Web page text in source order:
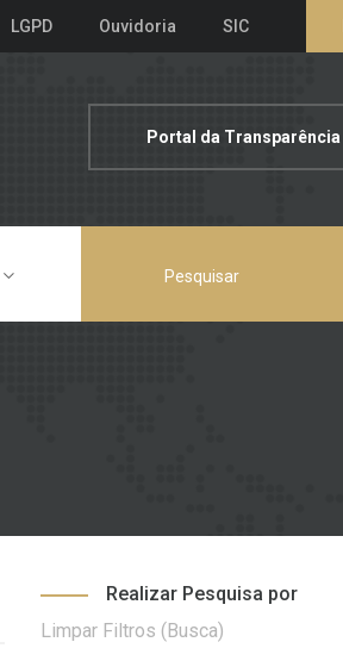
LGPD Ouvidoria SIC
Portal da Transparência
Realizar Pesquisa por
Limpar Filtros (Busca)